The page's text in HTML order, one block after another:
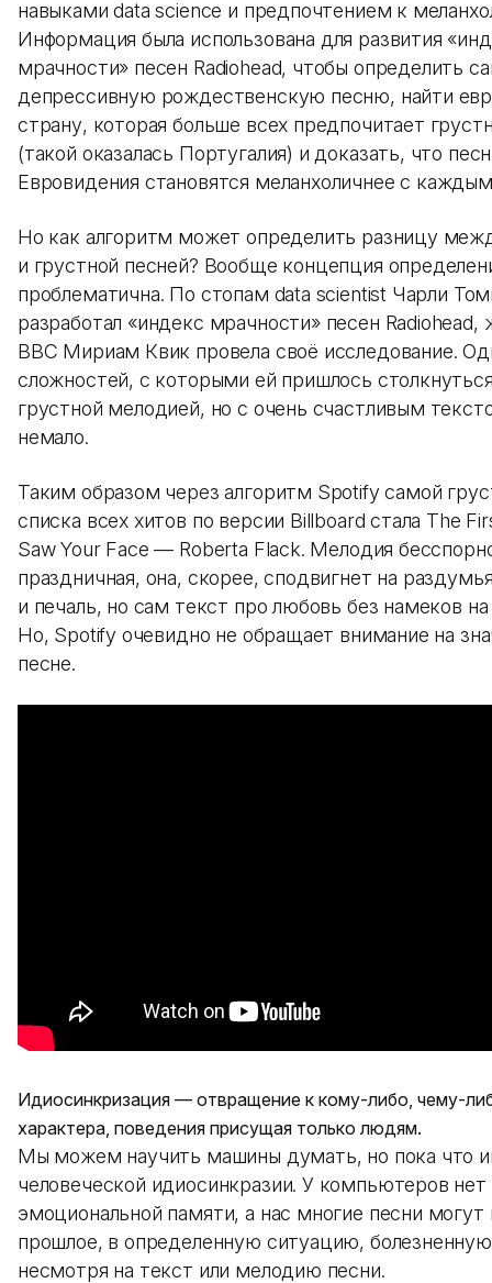
навыками data science и предпочтением к
Информация была использована для развития
мрачности» песен Radiohead, чтобы определить
депрессивную рождественскую песню, найти
страну, которая больше всех предпочитает
(такой оказалась Португалия) и доказать, что
Евровидения становятся меланхоличнее с
Но как алгоритм может определить разницу
и грустной песней? Вообще концепция
проблематична. По стопам data scientist Чарли
разработал «индекс мрачности» песен Radiohead,
BBC Мириам Квик провела своё исследование.
сложностей, с которыми ей пришлось
грустной мелодией, но с очень счастливым
немало.
Таким образом через алгоритм Spotify самой
списка всех хитов по версии Billboard стала The
Saw Your Face — Roberta Flack. Мелодия
праздничная, она, скорее, сподвигнет на
и печаль, но сам текст про любовь без намеков на
Но, Spotify очевидно не обращает внимание на
песне.
Идиосинкризация — отвращение к кому-либо, чему-
характера, поведения присущая только людям.
Мы можем научить машины думать, но пока что
человеческой идиосинкразии. У компьютеров нет
эмоциональной памяти, а нас многие песни могут
прошлое, в определенную ситуацию,
несмотря на текст или мелодию песни.